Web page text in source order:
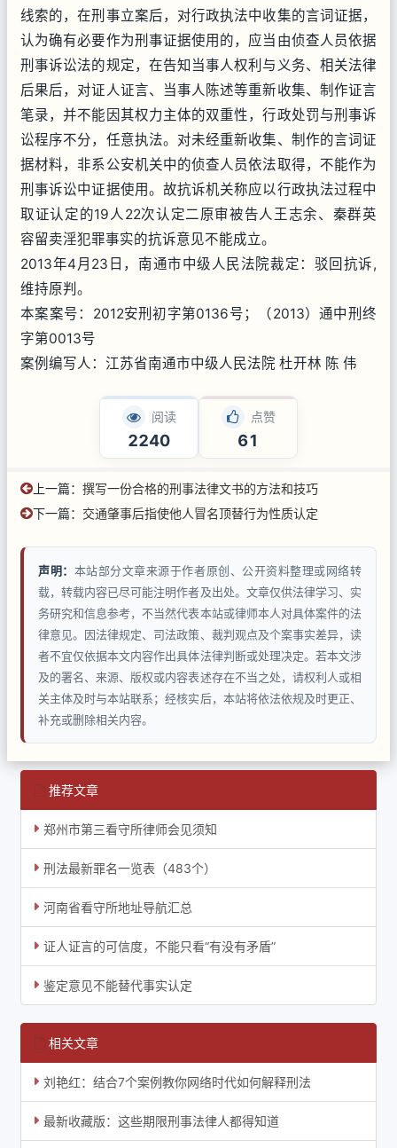
线索的，在刑事立案后，对行政执法中收集的言词证据，
认为确有必要作为刑事证据使用的，应当由侦查人员依据
刑事诉讼法的规定，在告知当事人权利与义务、相关法律
后果后，对证人证言、当事人陈述等重新收集、制作证言
笔录，并不能因其权力主体的双重性，行政处罚与刑事诉
讼程序不分，任意执法。对未经重新收集、制作的言词证
据材料，非系公安机关中的侦查人员依法取得，不能作为
刑事诉讼中证据使用。故抗诉机关称应以行政执法过程中
取证认定的19人22次认定二原审被告人王志余、秦群英
容留卖淫犯罪事实的抗诉意见不能成立。
2013年4月23日，南通市中级人民法院裁定：驳回抗诉,
维持原判。
本案案号：2012安刑初字第0136号；（2013）通中刑终
字第0013号
案例编写人：江苏省南通市中级人民法院 杜开林 陈 伟
阅读
2240
点赞
61
上一篇： 撰写一份合格的刑事法律文书的方法和技巧
下一篇： 交通肇事后指使他人冒名顶替行为性质认定
声明： 本站部分文章来源于作者原创、公开资料整理或网络转
载，转载内容已尽可能注明作者及出处。文章仅供法律学习、实
务研究和信息参考，不当然代表本站或律师本人对具体案件的法
律意见。因法律规定、司法政策、裁判观点及个案事实差异，读
者不宜仅依据本文内容作出具体法律判断或处理决定。若本文涉
及的署名、来源、版权或内容表述存在不当之处，请权利人或相
关主体及时与本站联系；经核实后，本站将依法依规及时更正、
补充或删除相关内容。
推荐文章
郑州市第三看守所律师会见须知
刑法最新罪名一览表（483个）
河南省看守所地址导航汇总
证人证言的可信度，不能只看“有没有矛盾”
鉴定意见不能替代事实认定
相关文章
刘艳红：结合7个案例教你网络时代如何解释刑法
最新收藏版：这些期限刑事法律人都得知道